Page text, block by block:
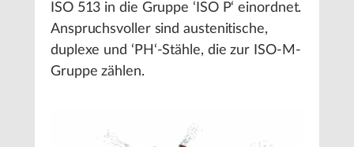
ISO 513 in die Gruppe ‘ISO P‘ einordnet.
Anspruchsvoller sind austenitische,
duplexe und ‘PH‘-Stähle, die zur ISO-M-
Gruppe zählen.